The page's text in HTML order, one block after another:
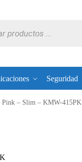
Seguridad
Pink – Slim – KMW-415PK